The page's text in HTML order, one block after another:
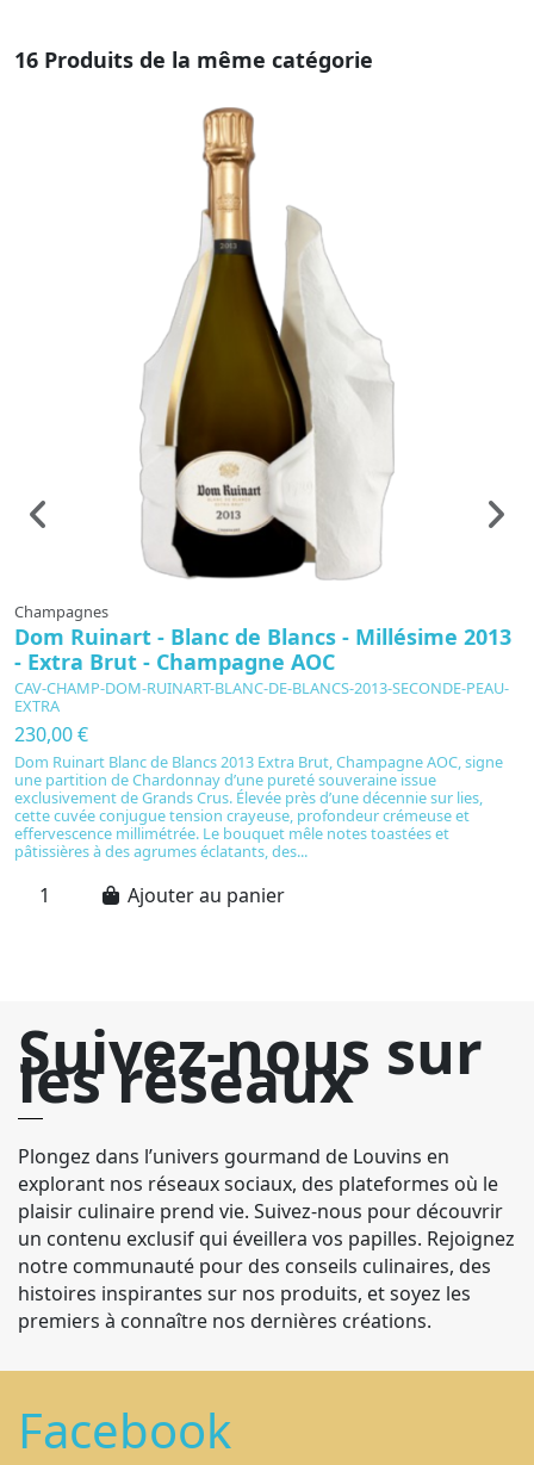
16 Produits de la même catégorie
Champagnes
Dom Ruinart - Blanc de Blancs - Millésime 2013
- Extra Brut - Champagne AOC
CAV-CHAMP-DOM-RUINART-BLANC-DE-BLANCS-2013-SECONDE-PEAU-
EXTRA
230,00 €
Dom Ruinart Blanc de Blancs 2013 Extra Brut, Champagne AOC, signe
une partition de Chardonnay d’une pureté souveraine issue
exclusivement de Grands Crus. Élevée près d’une décennie sur lies,
cette cuvée conjugue tension crayeuse, profondeur crémeuse et
effervescence millimétrée. Le bouquet mêle notes toastées et
pâtissières à des agrumes éclatants, des...
Ajouter au panier
Suivez-nous sur
les réseaux
Plongez dans l’univers gourmand de Louvins en
explorant nos réseaux sociaux, des plateformes où le
plaisir culinaire prend vie. Suivez-nous pour découvrir
un contenu exclusif qui éveillera vos papilles. Rejoignez
notre communauté pour des conseils culinaires, des
histoires inspirantes sur nos produits, et soyez les
premiers à connaître nos dernières créations.
Facebook